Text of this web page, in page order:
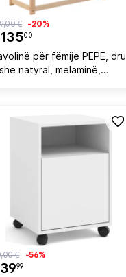
13500
€ -20%
për fëmijë PEPE, dru
natyral, melaminë,
3999
€ -56%